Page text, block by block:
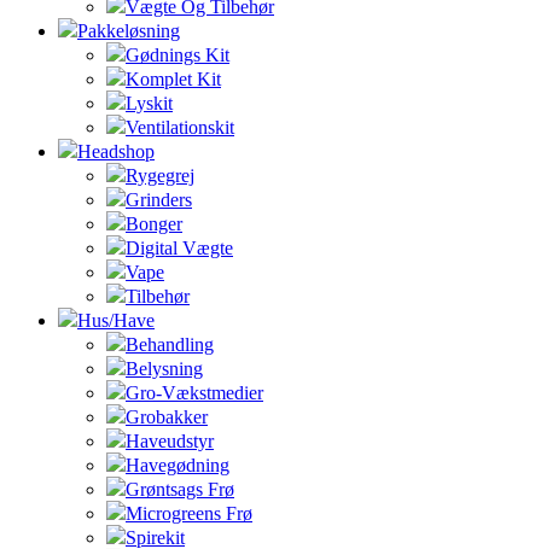
Vægte Og Tilbehør
Pakkeløsning
Gødnings Kit
Komplet Kit
Lyskit
Ventilationskit
Headshop
Rygegrej
Grinders
Bonger
Digital Vægte
Vape
Tilbehør
Hus/Have
Behandling
Belysning
Gro-Vækstmedier
Grobakker
Haveudstyr
Havegødning
Grøntsags Frø
Microgreens Frø
Spirekit